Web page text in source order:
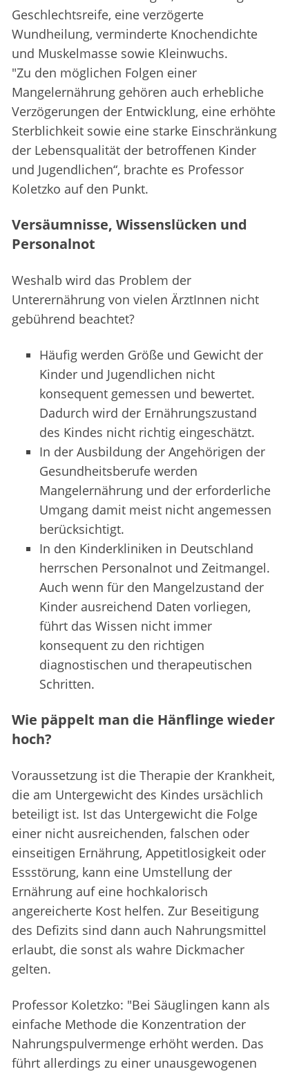
Geschlechtsreife, eine verzögerte
Wundheilung, verminderte Knochendichte
und Muskelmasse sowie Kleinwuchs.
"Zu den möglichen Folgen einer
Mangelernährung gehören auch erhebliche
Verzögerungen der Entwicklung, eine erhöhte
Sterblichkeit sowie eine starke Einschränkung
der Lebensqualität der betroffenen Kinder
und Jugendlichen“, brachte es Professor
Koletzko auf den Punkt.
Versäumnisse, Wissenslücken und
Personalnot
Weshalb wird das Problem der
Unterernährung von vielen ÄrztInnen nicht
gebührend beachtet?
Häufig werden Größe und Gewicht der
Kinder und Jugendlichen nicht
konsequent gemessen und bewertet.
Dadurch wird der Ernährungszustand
des Kindes nicht richtig eingeschätzt.
In der Ausbildung der Angehörigen der
Gesundheitsberufe werden
Mangelernährung und der erforderliche
Umgang damit meist nicht angemessen
berücksichtigt.
In den Kinderkliniken in Deutschland
herrschen Personalnot und Zeitmangel.
Auch wenn für den Mangelzustand der
Kinder ausreichend Daten vorliegen,
führt das Wissen nicht immer
konsequent zu den richtigen
diagnostischen und therapeutischen
Schritten.
Wie päppelt man die Hänflinge wieder
hoch?
Voraussetzung ist die Therapie der Krankheit,
die am Untergewicht des Kindes ursächlich
beteiligt ist. Ist das Untergewicht die Folge
einer nicht ausreichenden, falschen oder
einseitigen Ernährung, Appetitlosigkeit oder
Essstörung, kann eine Umstellung der
Ernährung auf eine hochkalorisch
angereicherte Kost helfen. Zur Beseitigung
des Defizits sind dann auch Nahrungsmittel
erlaubt, die sonst als wahre Dickmacher
gelten.
Professor Koletzko: "Bei Säuglingen kann als
einfache Methode die Konzentration der
Nahrungspulvermenge erhöht werden. Das
führt allerdings zu einer unausgewogenen